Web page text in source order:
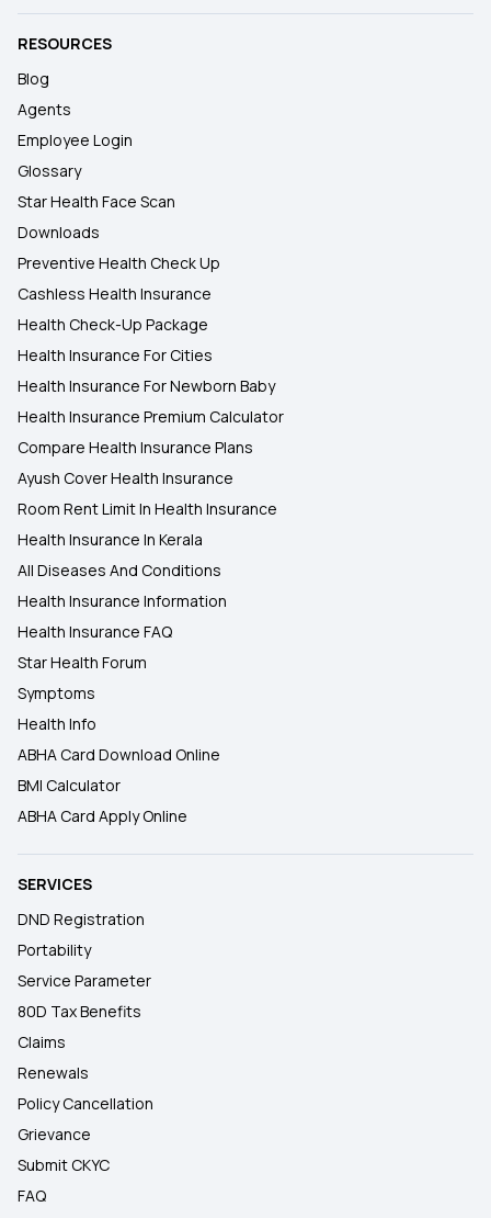
RESOURCES
Blog
Agents
Employee Login
Glossary
Star Health Face Scan
Downloads
Preventive Health Check Up
Cashless Health Insurance
Health Check-Up Package
Health Insurance For Cities
Health Insurance For Newborn Baby
Health Insurance Premium Calculator
Compare Health Insurance Plans
Ayush Cover Health Insurance
Room Rent Limit In Health Insurance
Health Insurance In Kerala
All Diseases And Conditions
Health Insurance Information
Health Insurance FAQ
Star Health Forum
Symptoms
Health Info
ABHA Card Download Online
BMI Calculator
ABHA Card Apply Online
SERVICES
DND Registration
Portability
Service Parameter
80D Tax Benefits
Claims
Renewals
Policy Cancellation
Grievance
Submit CKYC
FAQ